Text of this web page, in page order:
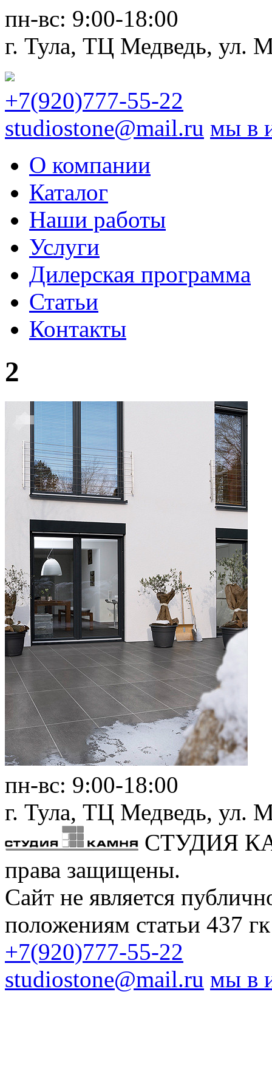
пн-вс: 9:00-18:00
г. Тула, ТЦ Медведь, ул.
+7(920)777-55-22
studiostone@mail.ru мы в
О компании
Каталог
Наши работы
Услуги
Дилерская программа
Статьи
Контакты
2
пн-вс: 9:00-18:00
г. Тула, ТЦ Медведь, ул.
СТУДИЯ
права защищены.
Сайт не является
положениям статьи 437
+7(920)777-55-22
studiostone@mail.ru мы в